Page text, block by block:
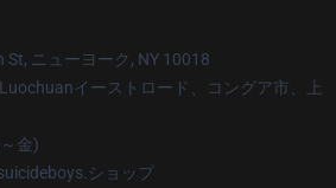
St, ニューヨーク, NY 10018
イーストロード、コングア市、上
金)
ショップ